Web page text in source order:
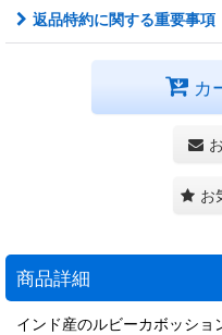
返品特約に関する重要事項
カ
お
商品詳細
インド産のルビーカボッショ